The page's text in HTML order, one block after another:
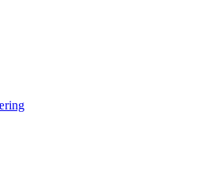
åhpadus
ja skåvlå gaskan
ja barggoiellemin
ja skåvllååvddånibme